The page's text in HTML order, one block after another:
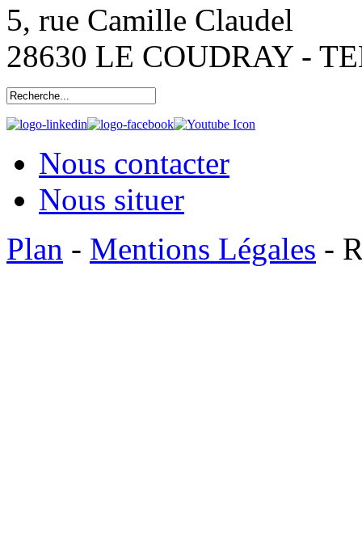
5, rue Camille Claudel
28630 LE COUDRAY -
Nous contacter
Nous situer
Plan - Mentions Légales -